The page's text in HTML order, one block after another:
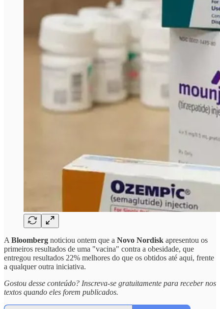
A Bloomberg noticiou ontem que a Novo Nordisk apresentou os
primeiros resultados de uma "vacina" contra a obesidade, que
entregou resultados 22% melhores do que os obtidos até aqui, frente
a qualquer outra iniciativa.
Gostou desse conteúdo? Inscreva-se gratuitamente para receber nos
textos quando eles forem publicados.